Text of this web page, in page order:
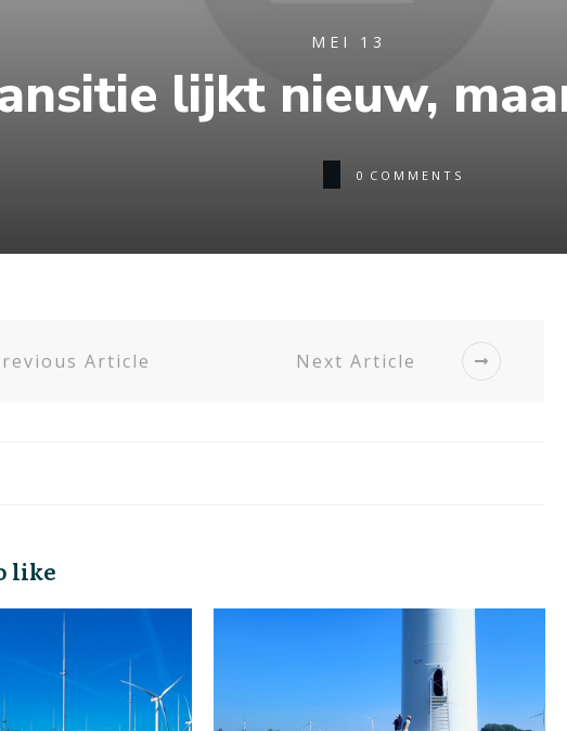
MEI 13
lijkt nieuw,
0 COMMENTS
Article Next Article
like